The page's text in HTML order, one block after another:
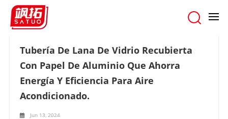
Tubería De Lana De Vidrio Recubierta
Con Papel De Aluminio Que Ahorra
Energía Y Eficiencia Para Aire
Acondicionado.
Jun 13, 2024